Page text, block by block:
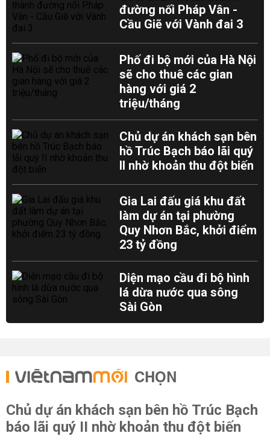
đường nối Pháp Vân -
Cầu Giẽ với Vành đai 3
Phố đi bộ mới của Hà Nội
sẽ cho thuê các gian
hàng với giá 2
triệu/tháng
Chủ dự án khách sạn bên
hồ Trúc Bạch báo lãi quý
II nhờ khoản thu đột biến
Gia Lai đấu giá khu đất
làm dự án tại phường
Quy Nhơn Bắc, khởi điểm
23 tỷ đồng
Diện mạo cầu đi bộ hình
lá dừa nước qua sông
Sài Gòn
CHỌN
Chủ dự án khách sạn bên hồ Trúc Bạch
báo lãi quý II nhờ khoản thu đột biến